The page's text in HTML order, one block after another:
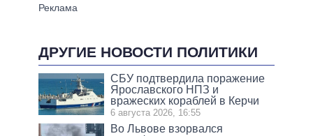
ДРУГИЕ НОВОСТИ ПОЛИТИКИ
СБУ подтвердила поражение
Ярославского НПЗ и
вражеских кораблей в Керчи
6 августа 2026, 16:55
Во Львове взорвался